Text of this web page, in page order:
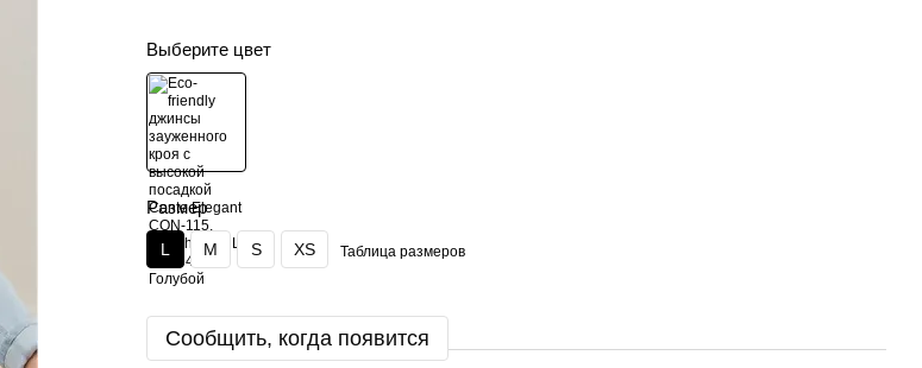
Выберите цвет
Размер
L M S XS Таблица размеров
Сообщить, когда появится